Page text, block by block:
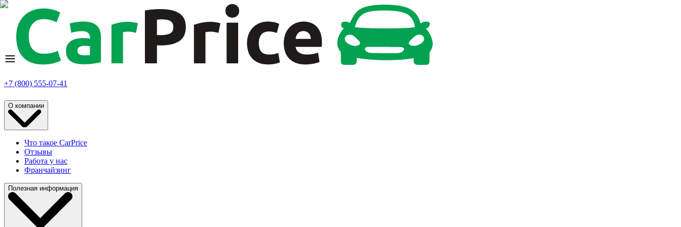
+7 (800) 555-07-41
О компании
Что такое CarPrice
Отзывы
Работа у нас
Франчайзинг
Полезная информация